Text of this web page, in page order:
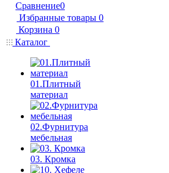
Сравнение0
Избранные товары 0
Корзина 0
Каталог
01.Плитный
материал
02.Фурнитура
мебельная
03. Кромка